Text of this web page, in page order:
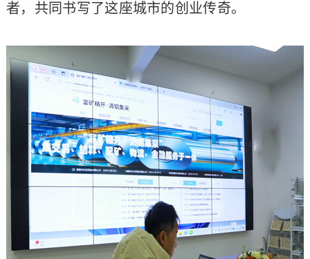
者，共同书写了这座城市的创业传奇。